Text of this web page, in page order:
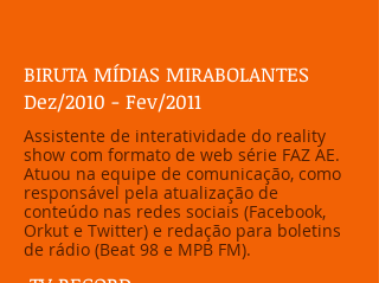
BIRUTA MÍDIAS MIRABOLANTES
Dez/2010 - Fev/2011
Assistente de interatividade do reality
show com formato de web série FAZ AE.
Atuou na equipe de comunicação, como
responsável pela atualização de
conteúdo nas redes sociais (Facebook,
Orkut e Twitter) e redação para boletins
de rádio (Beat 98 e MPB FM).